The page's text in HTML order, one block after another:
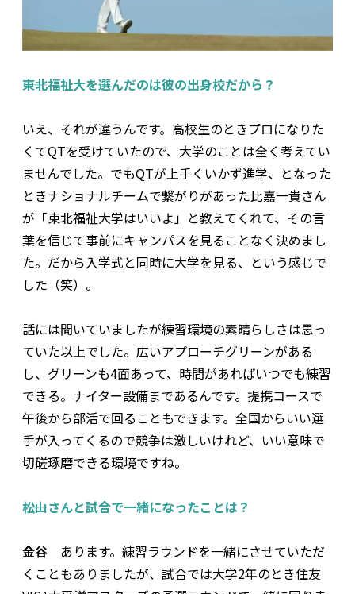
――東北福祉大を選んだのは彼の出身校だから？
いえ、それが違うんです。高校生のときプロになりた
くてQTを受けていたので、大学のことは全く考えてい
ませんでした。でもQTが上手くいかず進学、となった
ときナショナルチームで繋がりがあった比嘉一貴さん
が「東北福祉大学はいいよ」と教えてくれて、その言
葉を信じて事前にキャンパスを見ることなく決めまし
た。だから入学式と同時に大学を見る、という感じで
した（笑）。
話には聞いていましたが練習環境の素晴らしさは思っ
ていた以上でした。広いアプローチグリーンがある
し、グリーンも4面あって、時間があればいつでも練習
できる。ナイター設備まであるんです。提携コースで
午後から部活で回ることもできます。全国からいい選
手が入ってくるので競争は激しいけれど、いい意味で
切磋琢磨できる環境ですね。
――松山さんと試合で一緒になったことは？
金谷 あります。練習ラウンドを一緒にさせていただ
くこともありましたが、試合では大学2年のとき住友